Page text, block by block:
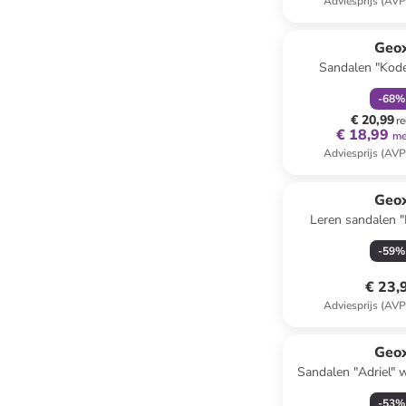
Sandalen
-68%
€ 20,99
€ 18,99
Adviesprijs
Leren sandalen
-59%
€
Adviesprijs
Sandalen "Adriel"